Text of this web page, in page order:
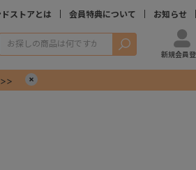
ストアとは 会員特典について お知らせ
検索
新規会員